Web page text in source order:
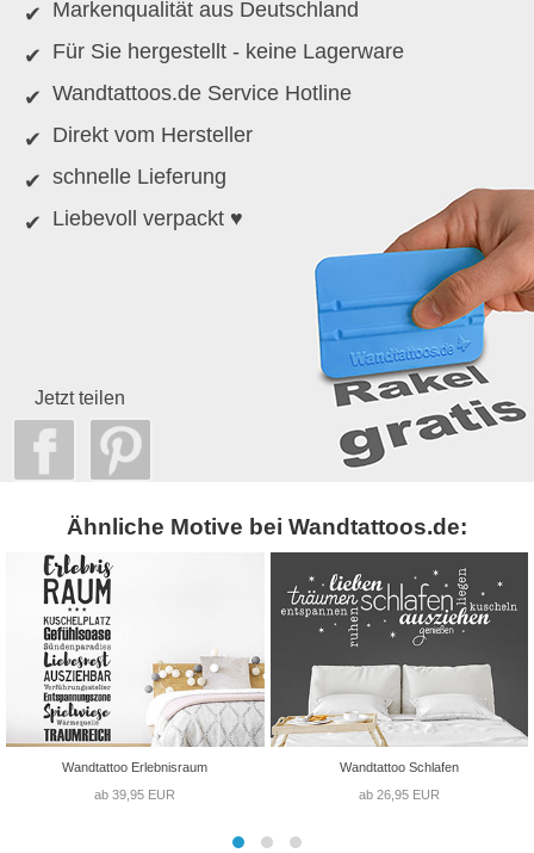
Markenqualität aus Deutschland
Für Sie hergestellt - keine Lagerware
Wandtattoos.de Service Hotline
Direkt vom Hersteller
schnelle Lieferung
Liebevoll verpackt ♥
Jetzt teilen
Ähnliche Motive bei Wandtattoos.de:
Wandtattoo Erlebnisraum
ab 39,95 EUR
Wandtattoo Schlafen
ab 26,95 EUR